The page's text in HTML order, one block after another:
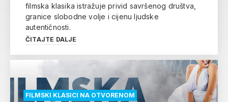
filmska klasika istražuje privid savršenog društva,
granice slobodne volje i cijenu ljudske
autentičnosti.
ČITAJTE DALJE
FILMSKI KLASICI NA OTVORENOM